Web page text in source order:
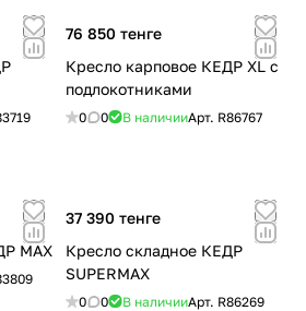
76 850 тенге
Кресло карповое КЕДР XL с
подлокотниками
0 0 В наличииАрт. R86767
МАХ
37 390 тенге
Кресло складное КЕДР
SUPERMAX
0 0 В наличииАрт. R86269